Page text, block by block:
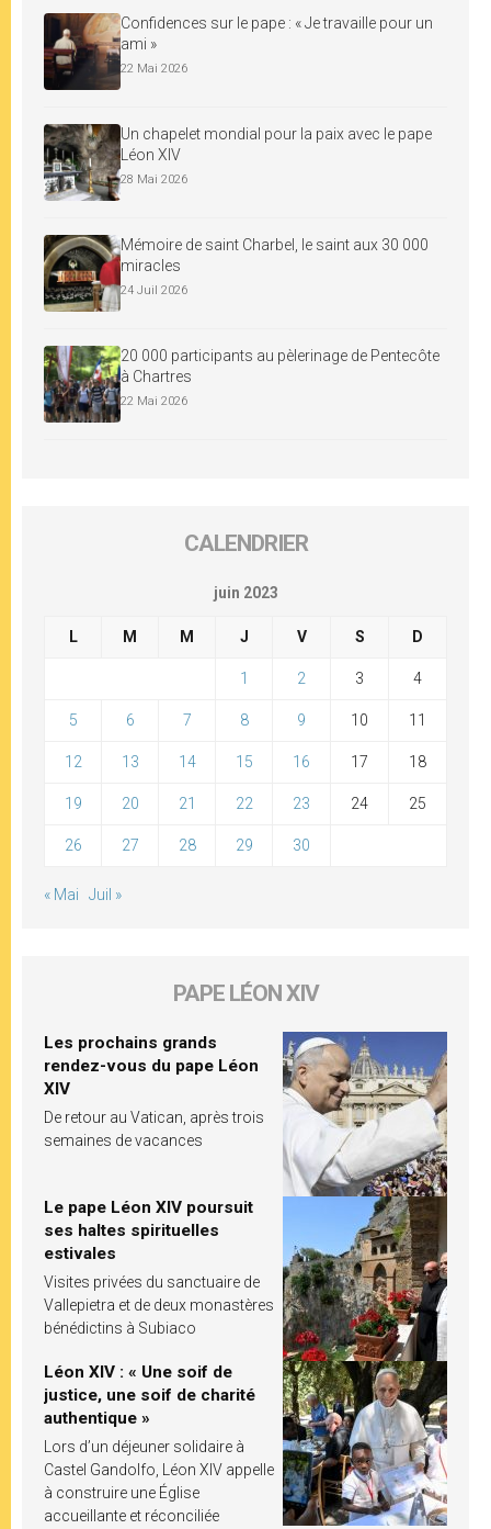
Confidences sur le pape : « Je travaille pour un
ami »
22 Mai 2026
Un chapelet mondial pour la paix avec le pape
Léon XIV
28 Mai 2026
Mémoire de saint Charbel, le saint aux 30 000
miracles
24 Juil 2026
20 000 participants au pèlerinage de Pentecôte
à Chartres
22 Mai 2026
CALENDRIER
juin 2023
L M M J V S D
1 2 3 4
5 6 7 8 9 10 11
12 13 14 15 16 17 18
19 20 21 22 23 24 25
26 27 28 29 30
« Mai Juil »
PAPE LÉON XIV
Les prochains grands
rendez-vous du pape Léon
XIV
De retour au Vatican, après trois
semaines de vacances
Le pape Léon XIV poursuit
ses haltes spirituelles
estivales
Visites privées du sanctuaire de
Vallepietra et de deux monastères
bénédictins à Subiaco
Léon XIV : « Une soif de
justice, une soif de charité
authentique »
Lors d’un déjeuner solidaire à
Castel Gandolfo, Léon XIV appelle
à construire une Église
accueillante et réconciliée